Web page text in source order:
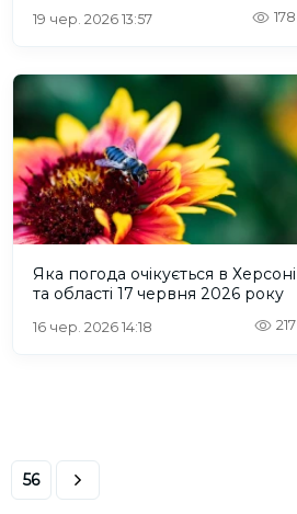
19 чер. 2026 13:57 178
Яка погода очікується в Херсоні
та області 17 червня 2026 року
16 чер. 2026 14:18 217
56